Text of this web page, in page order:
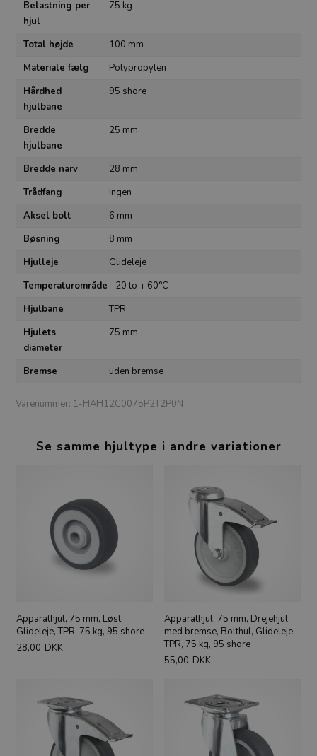
Belastning per
hjul
75 kg
Total højde
100 mm
Materiale fælg
Polypropylen
Hårdhed
hjulbane
95 shore
Bredde
hjulbane
25 mm
Bredde narv
28 mm
Trådfang
Ingen
Aksel bolt
6 mm
Bøsning
8 mm
Hjulleje
Glideleje
Temperaturområde - 20 to + 60°C
Hjulbane
TPR
Hjulets
diameter
75 mm
Bremse uden bremse
Varenummer: 1-HAH12C0075P2T2P0N
Se samme hjultype i andre variationer
Apparathjul, 75 mm, Løst,
Glideleje, TPR, 75 kg, 95 shore
28,00 DKK
Apparathjul, 75 mm, Drejehjul
med bremse, Bolthul, Glideleje,
TPR, 75 kg, 95 shore
55,00 DKK